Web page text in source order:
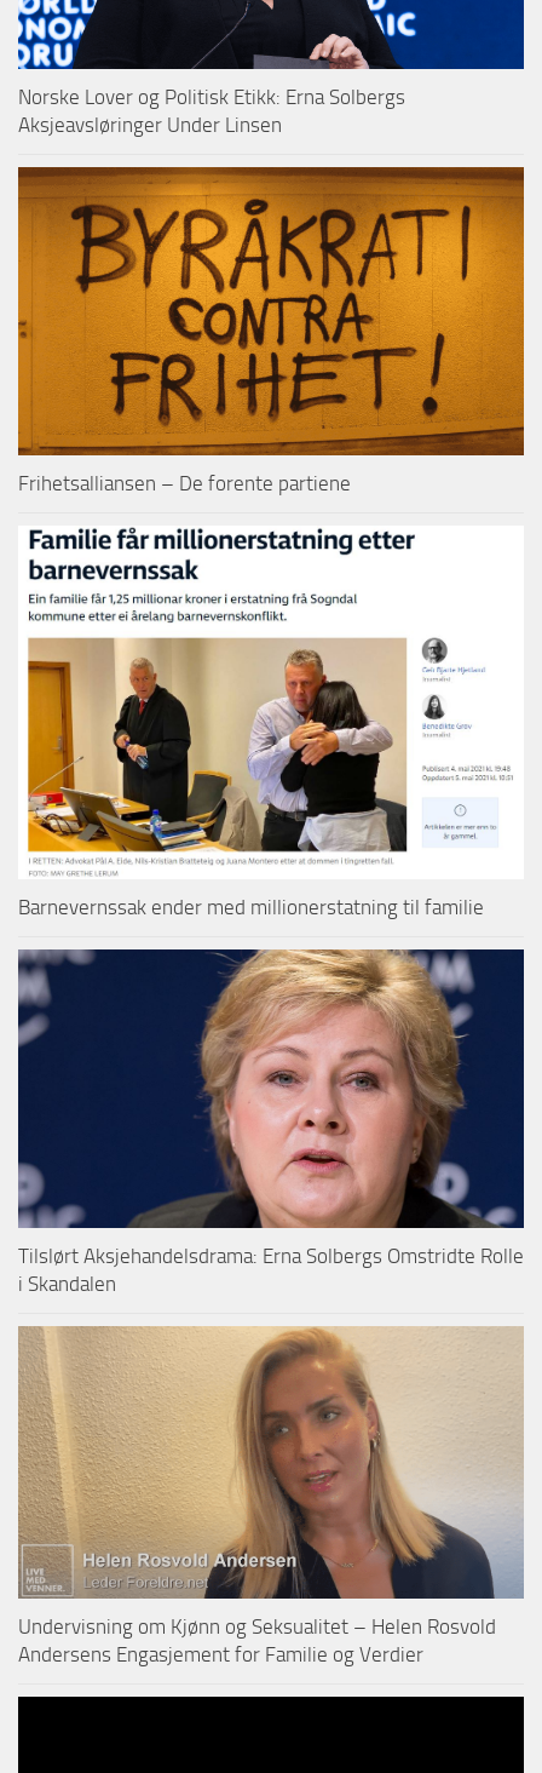
Norske Lover og Politisk Etikk: Erna Solbergs
Aksjeavsløringer Under Linsen
Frihetsalliansen – De forente partiene
Barnevernssak ender med millionerstatning til familie
Tilslørt Aksjehandelsdrama: Erna Solbergs Omstridte Rolle
i Skandalen
Undervisning om Kjønn og Seksualitet – Helen Rosvold
Andersens Engasjement for Familie og Verdier